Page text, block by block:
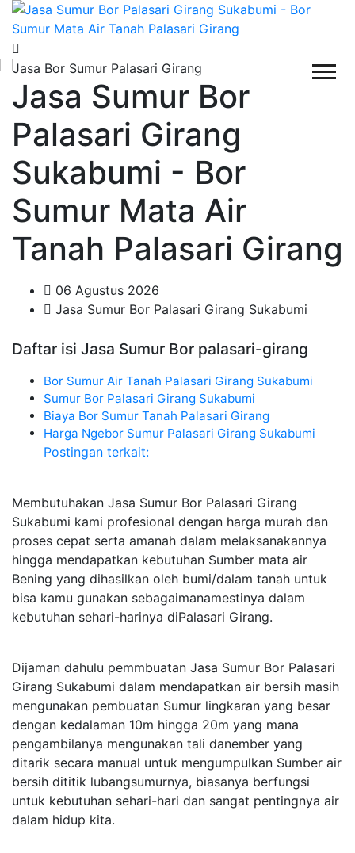
Jasa Sumur Bor
Palasari Girang
Sukabumi - Bor
Sumur Mata Air
Tanah Palasari Girang
06 Agustus 2026
Jasa Sumur Bor Palasari Girang Sukabumi
Daftar isi Jasa Sumur Bor palasari-girang
Bor Sumur Air Tanah Palasari Girang Sukabumi
Sumur Bor Palasari Girang Sukabumi
Biaya Bor Sumur Tanah Palasari Girang
Harga Ngebor Sumur Palasari Girang Sukabumi
Postingan terkait:
Membutuhakan Jasa Sumur Bor Palasari Girang
Sukabumi kami profesional dengan harga murah dan
proses cepat serta amanah dalam melaksanakannya
hingga mendapatkan kebutuhan Sumber mata air
Bening yang dihasilkan oleh bumi/dalam tanah untuk
bisa kamu gunakan sebagaimanamestinya dalam
kebutuhan sehari-harinya diPalasari Girang.
Dijaman dahulu pemmbuatan Jasa Sumur Bor Palasari
Girang Sukabumi dalam mendapatkan air bersih masih
mengunakan pembuatan Sumur lingkaran yang besar
dengan kedalaman 10m hingga 20m yang mana
pengambilanya mengunakan tali danember yang
ditarik secara manual untuk mengumpulkan Sumber air
bersih dititik lubangsumurnya, biasanya berfungsi
untuk kebutuhan sehari-hari dan sangat pentingnya air
dalam hidup kita.